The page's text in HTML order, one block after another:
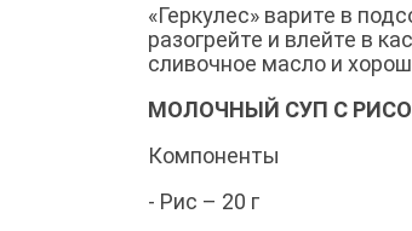
«Геркулес» варите в
разогрейте и влейте в
сливочное масло и
МОЛОЧНЫЙ СУП С
Компоненты
- Рис – 20 г